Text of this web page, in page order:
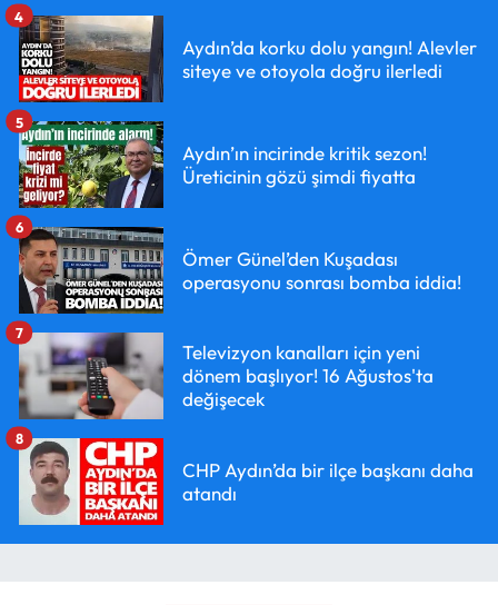
Aydın’da korku dolu yangın! Alevler
siteye ve otoyola doğru ilerledi
4
Aydın’ın incirinde kritik sezon!
Üreticinin gözü şimdi fiyatta
5
Ömer Günel’den Kuşadası
operasyonu sonrası bomba iddia!
6
Televizyon kanalları için yeni
dönem başlıyor! 16 Ağustos'ta
değişecek
7
CHP Aydın’da bir ilçe başkanı daha
atandı
8